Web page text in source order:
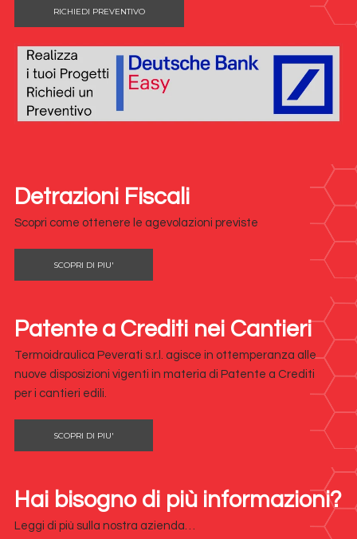
RICHIEDI PREVENTIVO
Detrazioni Fiscali
Scopri come ottenere le agevolazioni previste
SCOPRI DI PIU'
Patente a Crediti nei Cantieri
Termoidraulica Peverati s.r.l. agisce in ottemperanza alle
nuove disposizioni vigenti in materia di Patente a Crediti
per i cantieri edili.
SCOPRI DI PIU'
Hai bisogno di più informazioni?
Leggi di più sulla nostra azienda…